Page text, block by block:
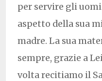
per servire gli
aspetto della sua
madre. La sua
sempre, grazie a
volta recitiamo il